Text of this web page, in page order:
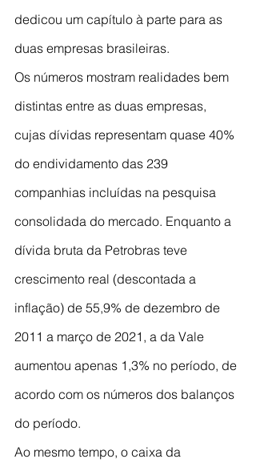
dedicou um capítulo à parte para as
duas empresas brasileiras.
Os números mostram realidades bem
distintas entre as duas empresas,
cujas dívidas representam quase 40%
do endividamento das 239
companhias incluídas na pesquisa
consolidada do mercado. Enquanto a
dívida bruta da Petrobras teve
crescimento real (descontada a
inflação) de 55,9% de dezembro de
2011 a março de 2021, a da Vale
aumentou apenas 1,3% no período, de
acordo com os números dos balanços
do período.
Ao mesmo tempo, o caixa da